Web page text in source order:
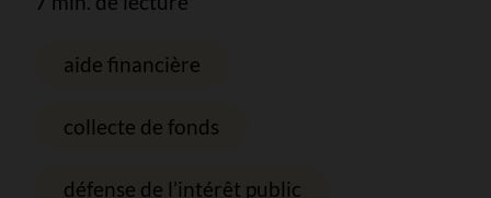
aide financière
collecte de fonds
défense de l’intérêt public